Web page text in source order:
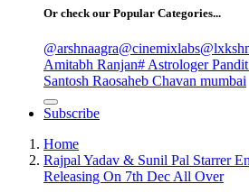
Or check our Popular Categories...
@arshnaagra@cinemixlabs
Amitabh Ranjan# Astrologer
Santosh Raosaheb Chavan mumbai
Subscribe
Home
Rajpal Yadav & Sunil Pal Starrer
Releasing On 7th Dec All Over